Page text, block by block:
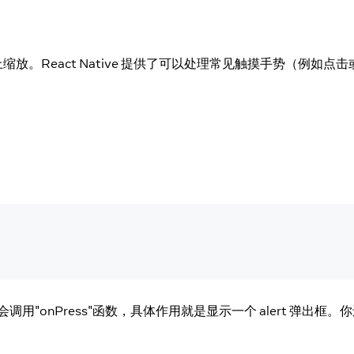
放。React Native 提供了可以处理常见触摸手势（例如点击
用"onPress"函数，具体作用就是显示一个 alert 弹出框。